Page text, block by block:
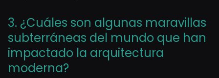
3. ¿Cuáles son algunas maravillas
subterráneas del mundo que han
impactado la arquitectura
moderna?